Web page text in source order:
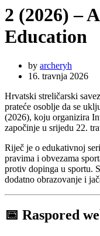
2 (2026) –
Education
by archeryh
16. travnja 2026
Hrvatski streličarski
prateće osoblje da se
(2026), koju organizira
započinje u srijedu 22.
Riječ je o edukativnoj
pravima i obvezama
protiv dopinga u sportu.
dodatno obrazovanje i
📅 Raspored